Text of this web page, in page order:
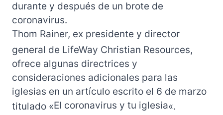
durante y después de un brote de
coronavirus.
Thom Rainer, ex presidente y director
general de LifeWay Christian Resources,
ofrece algunas directrices y
consideraciones adicionales para las
iglesias en un artículo escrito el 6 de marzo
titulado «El coronavirus y tu iglesia«.